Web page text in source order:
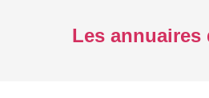
Les annuaires